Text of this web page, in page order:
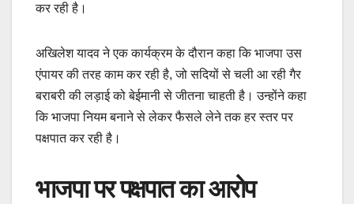
कर रही है।
अखिलेश यादव ने एक कार्यक्रम के दौरान कहा कि भाजपा उस
एंपायर की तरह काम कर रही है, जो सदियों से चली आ रही गैर
बराबरी की लड़ाई को बेईमानी से जीतना चाहती है। उन्होंने कहा
कि भाजपा नियम बनाने से लेकर फैसले लेने तक हर स्तर पर
पक्षपात कर रही है।
भाजपा पर पक्षपात का आरोप